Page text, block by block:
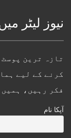
نیوز لیٹر
تازہ ترین
کرنے کے لیے
فکر رہیں،
آپکا نام